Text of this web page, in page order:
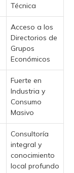
Técnica
Acceso a los
Directorios de
Grupos
Económicos
Fuerte en
Industria y
Consumo
Masivo
Consultoría
integral y
conocimiento
local profundo